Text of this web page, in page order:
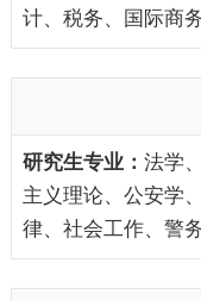
计、税务、国际商
法学
主义理论、公安学
律、社会工作、警